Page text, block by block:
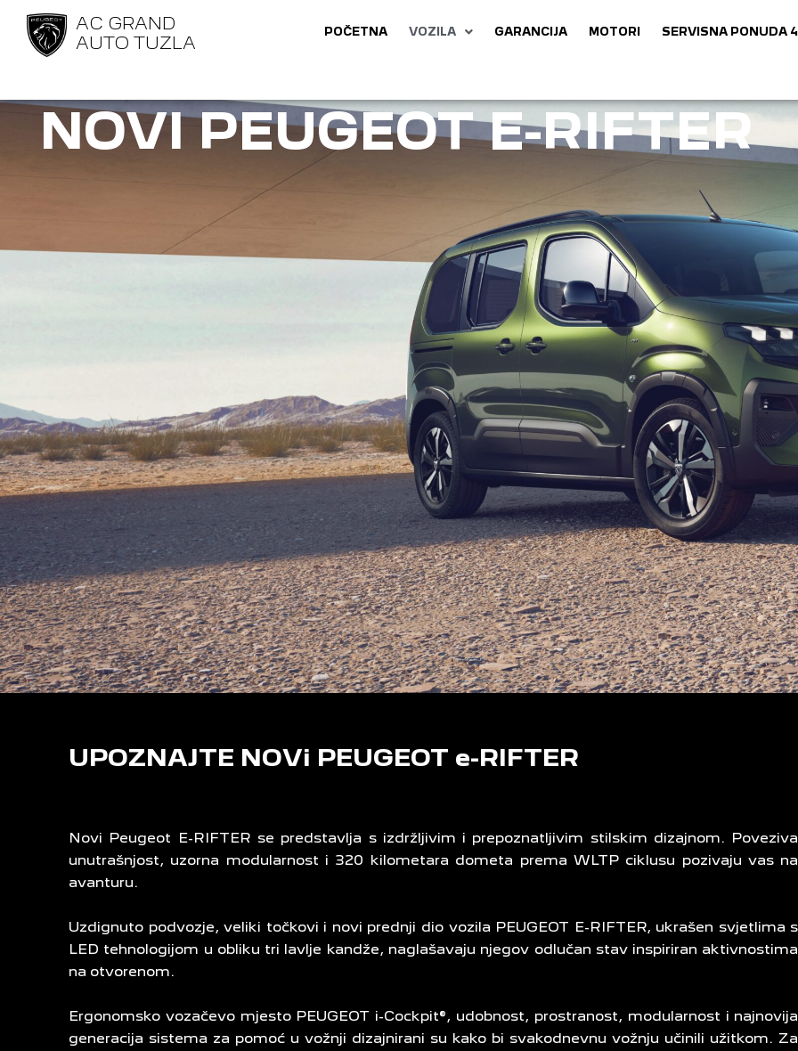
AC GRAND
AUTO TUZLA
POČETNA VOZILA GARANCIJA MOTORI SERVISNA PONUDA
NOVI PEUGEOT E-RIFTER
UPOZNAJTE NOVi PEUGEOT e-RIFTER
Novi Peugeot E-RIFTER se predstavlja s izdržljivim i prepoznatljivim stilskim dizajnom. Poveziva
unutrašnjost, uzorna modularnost i 320 kilometara dometa prema WLTP ciklusu pozivaju vas na
avanturu.
Uzdignuto podvozje, veliki točkovi i novi prednji dio vozila PEUGEOT E-RIFTER, ukrašen svjetlima s
LED tehnologijom u obliku tri lavlje kandže, naglašavaju njegov odlučan stav inspiriran aktivnostima
na otvorenom.
Ergonomsko vozačevo mjesto PEUGEOT i-Cockpit®, udobnost, prostranost, modularnost i najnovija
generacija sistema za pomoć u vožnji dizajnirani su kako bi svakodnevnu vožnju učinili užitkom. Za